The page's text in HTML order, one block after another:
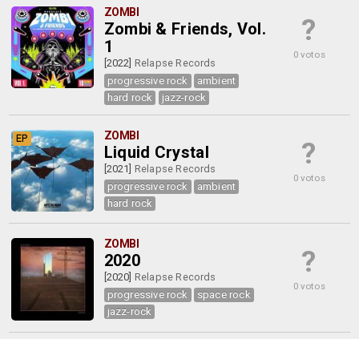
ZOMBI
Zombi & Friends, Vol.
1
[2022] Relapse Records
progressive rock
ambient
hard rock
jazz-rock
?
0 votos
EP ZOMBI
Liquid Crystal
[2021] Relapse Records
progressive rock
ambient
hard rock
?
0 votos
ZOMBI
2020
[2020] Relapse Records
progressive rock
space rock
jazz-rock
?
0 votos